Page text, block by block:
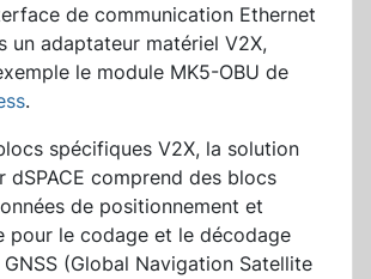
de communication Ethernet
un adaptateur matériel V2X,
le module MK5-OBU de
.
spécifiques V2X, la solution
dSPACE comprend des blocs
de positionnement et
pour le codage et le décodage
(Global Navigation Satellite